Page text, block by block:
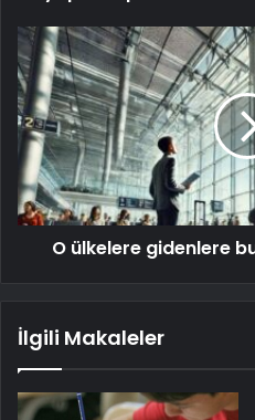
O ülkelere gidenlere
İlgili Makaleler